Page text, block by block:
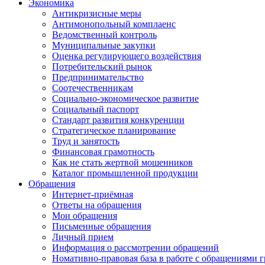
Экономика
Антикризисные меры
Антимонопольный комплаенс
Ведомственный контроль
Муниципальные закупки
Оценка регулирующего воздействия
Потребительский рынок
Предпринимательство
Соотечественникам
Социально-экономическое развитие
Социальный паспорт
Стандарт развития конкуренции
Стратегическое планирование
Труд и занятость
Финансовая грамотность
Как не стать жертвой мошенников
Каталог промышленной продукции
Обращения
Интернет-приёмная
Ответы на обращения
Мои обращения
Письменные обращения
Личный прием
Информация о рассмотрении обращений
Номативно-правовая база в работе с обращениями